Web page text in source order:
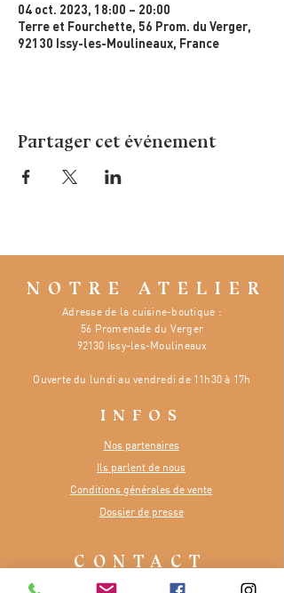
04 oct. 2023, 18:00 – 20:00
Terre et Fourchette, 56 Prom. du Verger,
92130 Issy-les-Moulineaux, France
Partager cet événement
NOTRE ATELIER
Adresse de la cuisine-boutique :
56 Promenade du Verger
92130 Issy-les-Moulineaux
Ouvertedu lundi au vendredi de 11h30 à 17h
INFOS
Nos partenaires
Ils parlent de nous
Conditions générales de vente
Dossier de presse
CONTACT